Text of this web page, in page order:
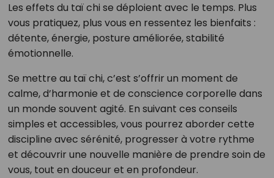
Les effets du taï chi se déploient avec le temps. Plus
vous pratiquez, plus vous en ressentez les bienfaits :
détente, énergie, posture améliorée, stabilité
émotionnelle.
Se mettre au taï chi, c’est s’offrir un moment de
calme, d’harmonie et de conscience corporelle dans
un monde souvent agité. En suivant ces conseils
simples et accessibles, vous pourrez aborder cette
discipline avec sérénité, progresser à votre rythme
et découvrir une nouvelle manière de prendre soin de
vous, tout en douceur et en profondeur.